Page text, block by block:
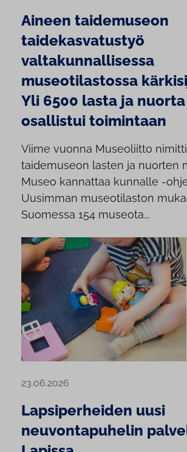
Aineen taidemuseon
taidekasvatustyö
valtakunnallisessa
museotilastossa
Yli 6500 lasta ja nuorta
osallistui toimintaan
Viime vuonna Museoliitto
taidemuseon lasten ja nuorten
Museo kannattaa kunnalle -
Uusimman museotilaston
Suomessa 154 museota...
23.06.2026
Lapsiperheiden uusi
neuvontapuhelin